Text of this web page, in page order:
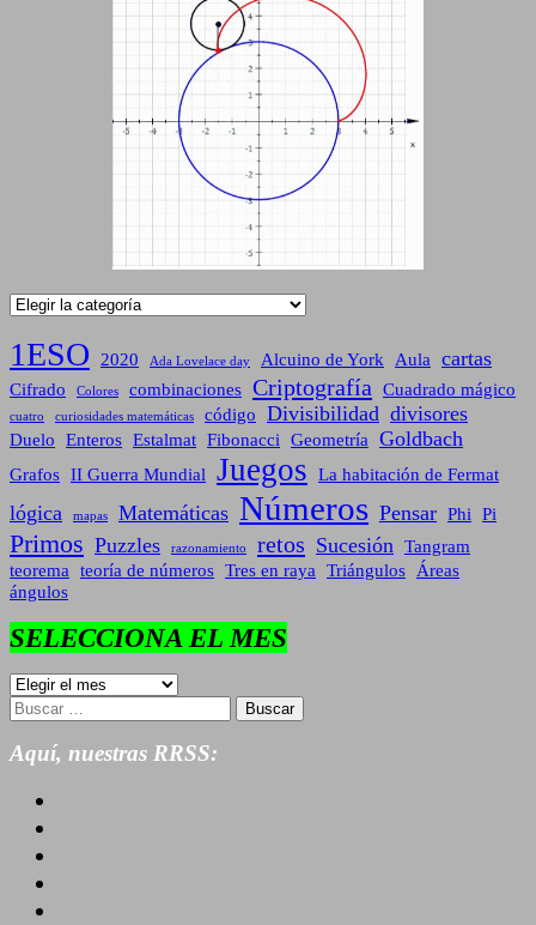
Categorías
1ESO 2020 Ada Lovelace day Alcuino de York Aula cartas
Cifrado Colores combinaciones Criptografía Cuadrado mágico
cuatro curiosidades matemáticas código Divisibilidad divisores
Duelo Enteros Estalmat Fibonacci Geometría Goldbach
Grafos II Guerra Mundial Juegos La habitación de Fermat
lógica mapas Matemáticas Números Pensar Phi Pi
Primos Puzzles razonamiento retos Sucesión Tangram
teorema
teoría de números Tres en raya Triángulos
Áreas
ángulos
SELECCIONA EL MES
SELECCIONA
EL
MES
Buscar:
Aquí, nuestras RRSS: